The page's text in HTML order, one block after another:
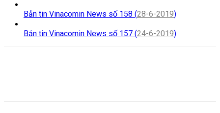
Bản tin Vinacomin News số 158 (28-6-2019)
Bản tin Vinacomin News số 157 (24-6-2019)